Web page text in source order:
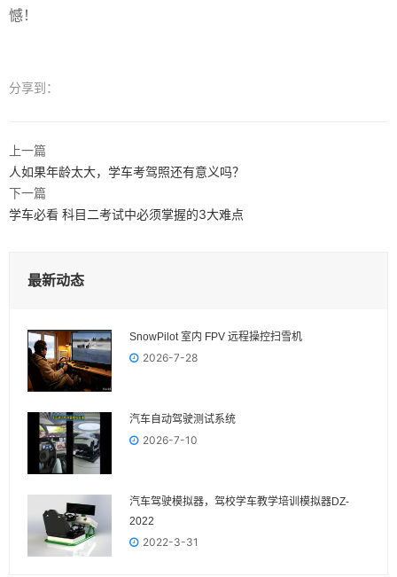
憾！
分享到：
上一篇
人如果年龄太大，学车考驾照还有意义吗？
下一篇
学车必看 科目二考试中必须掌握的3大难点
最新动态
SnowPilot 室内 FPV 远程操控扫雪机
2026-7-28
汽车自动驾驶测试系统
2026-7-10
汽车驾驶模拟器，驾校学车教学培训模拟器DZ-
2022
2022-3-31